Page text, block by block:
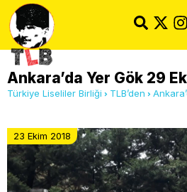
Ankara’da Yer Gök 29
Türkiye Liseliler Birliği TLB’den
23 Ekim 2018